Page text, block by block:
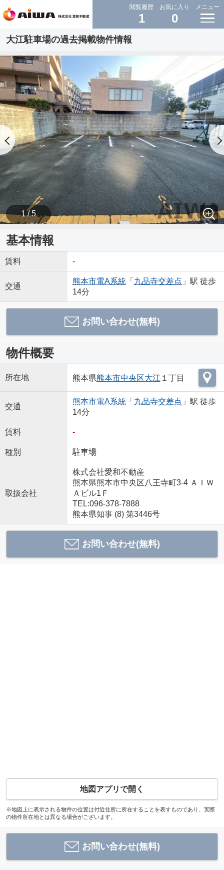
閲覧履歴
1
お気に入り
0
メニュー
大江駐車場の過去掲載物件情報
1 / 5
基本情報
賃料 -
交通
熊本市電A系統「 九品寺交差点 」駅 徒歩
14分
お問い合わせ(無料)
物件概要
所在地 熊本県熊本市中央区大江 １丁目
交通
熊本市電A系統「 九品寺交差点 」駅 徒歩
14分
賃料 -
種別 駐車場
取扱会社
株式会社愛和不動産
熊本県熊本市中央区八王寺町3-4 ＡＩＷ
Ａビル1Ｆ
TEL:096-378-7888
熊本県知事 (8) 第3446号
お問い合わせ(無料)
地図アプリで開く
※地図上に表示される物件の位置は付近住所に所在することを表すものであり、実際
の物件所在地とは異なる場合がございます。
お問い合わせ(無料)